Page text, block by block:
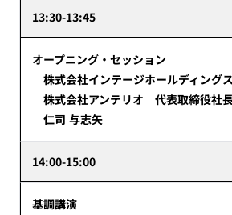
13:30-13:45
オープニング・セッション
株式会社インテージホールディン
株式会社アンテリオ 代表取締役社
仁司 与志矢
14:00-15:00
基調講演